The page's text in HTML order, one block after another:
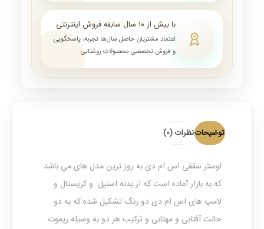
با بیش از ۱۰ سال سابقه فروش اینترنتی
اعتماد مشتریان حاصل سال‌ها تجربه، پاسخگویی
و فروش تخصصی محصولات روشنایی
توضیحاتنظرات (0)
لوستر سقفی اس ام دیبه روز ترین مدل های می باشد
که به بازار آماده است که از بدنه استیل و کریستال و
لامپ های اس ام دی دو رنگ تشکیل شده که به دو
حالت آفتابی و مهتابی و ترکیب هر دو به وسیله ریموت